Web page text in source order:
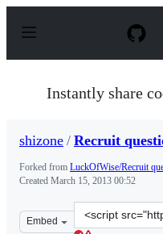
p
Instantly share
shizone / Recruit
Forked from LuckOfWise/Recruit
Created March 15, 2013 00:52
Embed
Clone
this